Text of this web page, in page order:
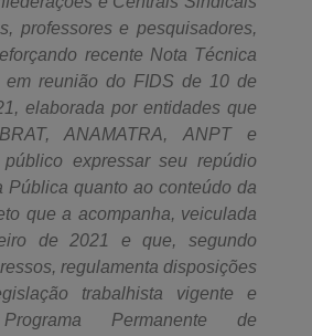
professores e pesquisadores,
recente Nota Técnica
reunião do FIDS de 10 de
elaborada por entidades que
ANAMATRA, ANPT e
expressar seu repúdio
Pública quanto ao conteúdo da
que a acompanha, veiculada
de 2021 e que, segundo
regulamenta disposições
trabalhista vigente e
Permanente de